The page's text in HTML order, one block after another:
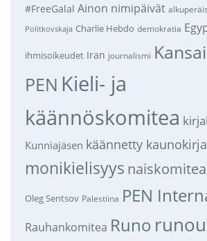
#FreeGalal Ainon nimipäivät
Politkovskaja Charlie Hebdo demokratia
ihmisoikeudet Iran journalismi
PEN Kieli- ja
käännöskomitea
Kunniajäsen käännetty
monikielisyys naiskomitea
Oleg Sentsov Palestiina PEN
Rauhankomitea Runo